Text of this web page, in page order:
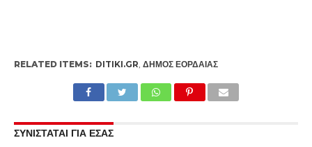
RELATED ITEMS: DITIKI.GR ΔΉΜΟΣ ΕΟΡΔΑΊΑΣ
ΣΥΝΙΣΤΑΤΑΙ ΓΙΑ ΕΣΑΣ